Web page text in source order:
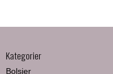
Kategorier
Bolsjer